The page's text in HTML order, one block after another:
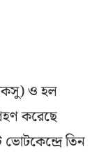
ও হল
করেছে
ভোটকেন্দ্রে তিন